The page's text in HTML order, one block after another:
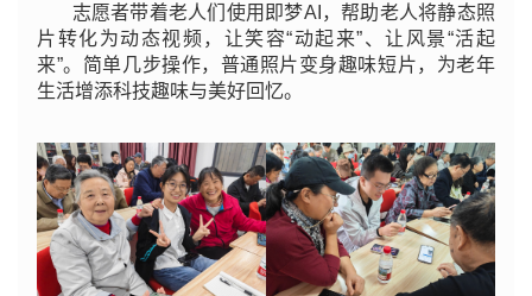
志愿者带着老人们使用即梦AI，帮助老人将静态照
片转化为动态视频，让笑容“动起来”、让风景“活起
来”。简单几步操作，普通照片变身趣味短片，为老年
生活增添科技趣味与美好回忆。